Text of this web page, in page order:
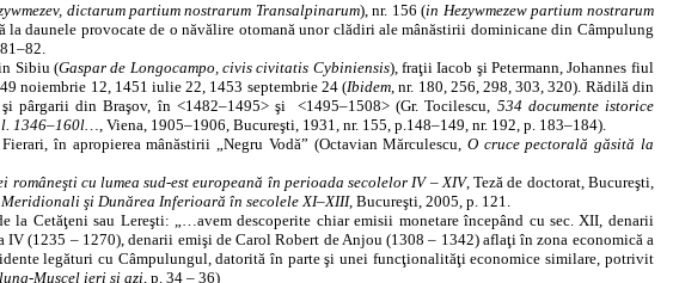
dictarum partium nostrarum Transalpinarum), nr. 156 (in Hezywmezew partium nostrarum
la daunele provocate de o năvălire otomană unor clădiri ale mânăstirii dominicane din Câmpulung
Sibiu (Gaspar de Longocampo, civis civitatis Cybiniensis), fraţii Iacob şi Petermann, Johannes fiul
noiembrie 12, 1451 iulie 22, 1453 septembrie 24 (Ibidem, nr. 180, 256, 298, 303, 320). Rădilă din
pârgarii din Braşov, în <1482–1495> şi
<1495–1508> (Gr. Tocilescu, 534 documente istorice
1346–160l…, Viena, 1905–1906, Bucureşti, 1931, nr. 155, p.148–149, nr. 192, p. 183–184).
în apropierea mânăstirii „Negru Vodă” (Octavian Mărculescu, O cruce pectorală găsită la
cu lumea sud‑est europeană în perioada secolelor IV – XIV, Teză de doctorat, Bucureşti,
şi Dunărea Inferioară în secolele XI–XIII, Bucureşti, 2005, p. 121.
la Cetăţeni sau Lereşti: „…avem descoperite chiar emisii monetare începând cu sec. XII, denarii
(1235 – 1270), denarii emişi de Carol Robert de Anjou (1308 – 1342) aflaţi în zona economică a
legături cu Câmpulungul, datorită în parte şi unei funcţionalităţi economice similare, potrivit
ieri şi azi, p. 34 – 36)